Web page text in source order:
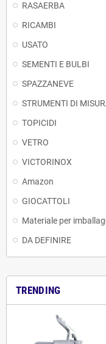
RASAERBA
RICAMBI
USATO
SEMENTI E BULBI
SPAZZANEVE
STRUMENTI DI
TOPICIDI
VETRO
VICTORINOX
Amazon
GIOCATTOLI
Materiale per
DA DEFINIRE
TRENDING